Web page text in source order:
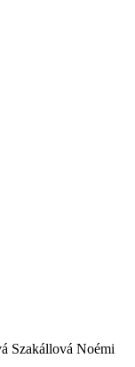
Szakállová Noémi